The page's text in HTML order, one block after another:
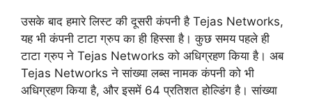
उसके बाद हमारे लिस्ट की दूसरी कंपनी है Tejas Networks,
यह भी कंपनी टाटा ग्रुप का ही हिस्सा है। कुछ समय पहले ही
टाटा ग्रुप ने Tejas Networks को अधिग्रहण किया है। अब
Tejas Networks ने सांख्या लब्स नामक कंपनी को भी
अधिग्रहण किया है, और इसमें 64 प्रतिशत होल्डिंग है। सांख्या